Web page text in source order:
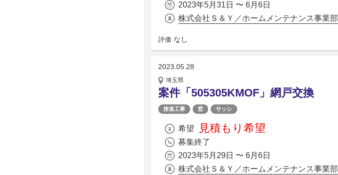
2023年5月31日 〜 6月6日
株式会社Ｓ＆Ｙ／ホームメンテナンス事業部
評価 なし
2023.05.28
埼玉県
案件「505305KMOF」網戸交換
推進工事 窓 サッシ
希望 見積もり希望
募集終了
2023年5月29日 〜 6月6日
株式会社Ｓ＆Ｙ／ホームメンテナンス事業部